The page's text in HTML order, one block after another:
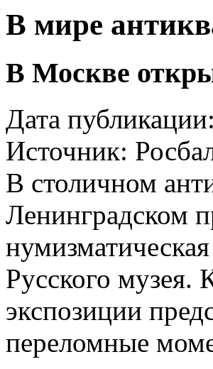
В мире
В Москве
Дата
Источник:
В столичном
Ленинградском
Русского музея.
экспозиции
переломные